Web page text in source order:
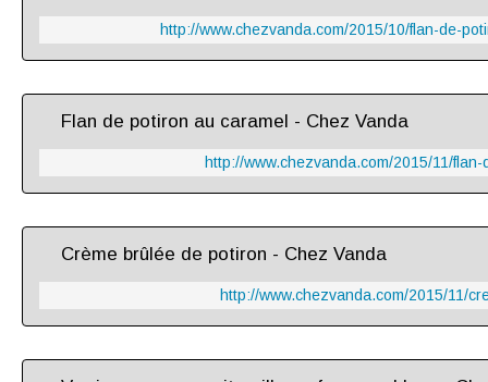
http://www.chezvanda.com/2015/10/flan-de-
Flan de potiron au caramel - Chez Vanda
http://www.chezvanda.com/2015/11/
Crème brûlée de potiron - Chez Vanda
http://www.chezvanda.com/2015/11/